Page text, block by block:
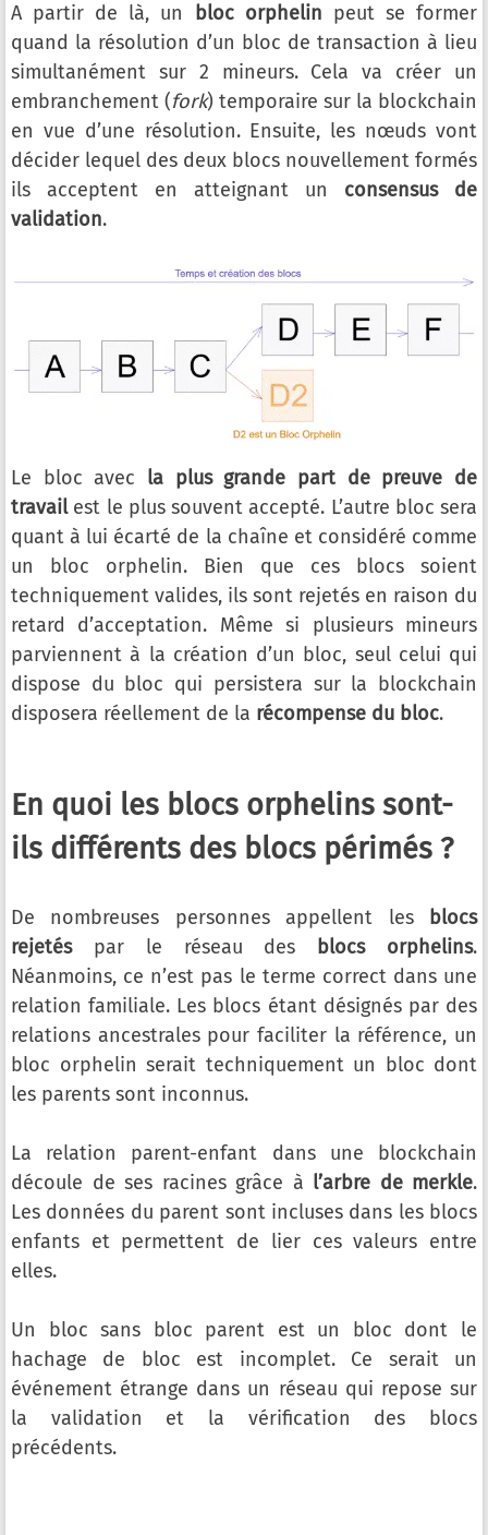
A partir de là, un bloc orphelin peut se former
quand la résolution d’un bloc de transaction à lieu
simultanément sur 2 mineurs. Cela va créer un
embranchement (fork) temporaire sur la blockchain
en vue d’une résolution. Ensuite, les nœuds vont
décider lequel des deux blocs nouvellement formés
ils acceptent en atteignant un consensus de
validation.
Le bloc avec la plus grande part de preuve de
travailest le plus souvent accepté. L’autre bloc sera
quant à lui écarté de la chaîne et considéré comme
un bloc orphelin. Bien que ces blocs soient
techniquement valides, ils sont rejetés en raison du
retard d’acceptation. Même si plusieurs mineurs
parviennent à la création d’un bloc, seul celui qui
dispose du bloc qui persistera sur la blockchain
disposera réellement de la récompense du bloc.
En quoi les blocs orphelins sont-
ils différents des blocs périmés ?
De nombreuses personnes appellent les
blocs
rejetéspar le réseau des blocs orphelins.
Néanmoins, ce n’est pas le terme correct dans une
relation familiale. Les blocs étant désignés par des
relations ancestrales pour faciliter la référence, un
bloc orphelin serait techniquement un bloc dont
les parents sont inconnus.
La relation parent-enfant dans une blockchain
découle de ses racines grâce à l’arbre de merkle.
Les données du parent sont incluses dans les blocs
enfants et permettent de lier ces valeurs entre
elles.
Un bloc sans bloc parent est un bloc dont le
hachage de bloc est incomplet. Ce serait un
événement étrange dans un réseau qui repose sur
la validation et la vérification des blocs
précédents.